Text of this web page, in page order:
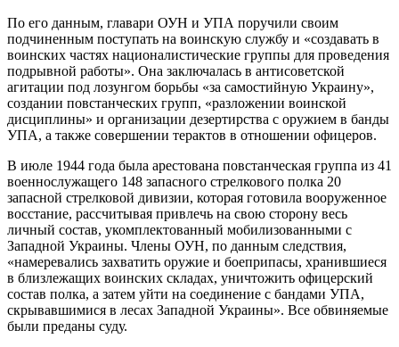
По его данным, главари ОУН и УПА поручили своим
подчиненным поступать на воинскую службу и «создавать в
воинских частях националистические группы для проведения
подрывной работы». Она заключалась в антисоветской
агитации под лозунгом борьбы «за самостийную Украину»,
создании повстанческих групп, «разложении воинской
дисциплины» и организации дезертирства с оружием в банды
УПА, а также совершении терактов в отношении офицеров.
В июле 1944 года была арестована повстанческая группа из 41
военнослужащего 148 запасного стрелкового полка 20
запасной стрелковой дивизии, которая готовила вооруженное
восстание, рассчитывая привлечь на свою сторону весь
личный состав, укомплектованный мобилизованными с
Западной Украины. Члены ОУН, по данным следствия,
«намеревались захватить оружие и боеприпасы, хранившиеся
в близлежащих воинских складах, уничтожить офицерский
состав полка, а затем уйти на соединение с бандами УПА,
скрывавшимися в лесах Западной Украины». Все обвиняемые
были преданы суду.